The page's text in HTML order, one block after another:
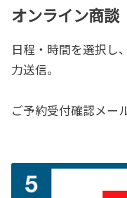
オンライン商
日程・時間を選択し
力送信。
ご予約受付確認メー